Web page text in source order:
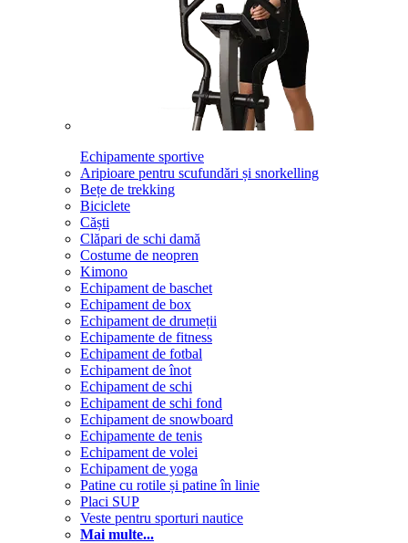
Echipamente sportive
Aripioare pentru scufundări și snorkelling
Bețe de trekking
Biciclete
Căști
Clăpari de schi damă
Costume de neopren
Kimono
Echipament de baschet
Echipament de box
Echipament de drumeții
Echipamente de fitness
Echipament de fotbal
Echipament de înot
Echipament de schi
Echipament de schi fond
Echipament de snowboard
Echipamente de tenis
Echipament de volei
Echipament de yoga
Patine cu rotile și patine în linie
Placi SUP
Veste pentru sporturi nautice
Mai multe...